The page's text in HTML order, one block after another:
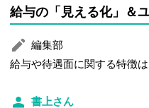
給与の「見える化」＆
編集部
給与や待遇面に関する特徴
書上さん